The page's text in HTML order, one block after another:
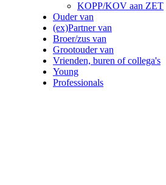
KOPP/KOV aan ZET
Ouder van
(ex)Partner van
Broer/zus van
Grootouder van
Vrienden, buren of collega's
Young
Professionals